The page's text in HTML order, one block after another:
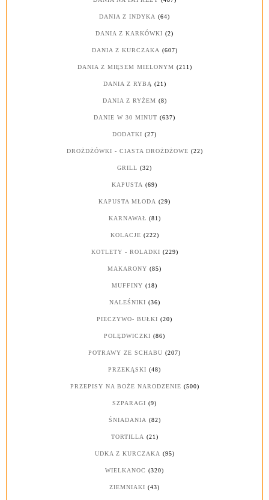
DANIA Z INDYKA (64)
DANIA Z KARKÓWKI (2)
DANIA Z KURCZAKA (607)
DANIA Z MIĘSEM MIELONYM (211)
DANIA Z RYBĄ (21)
DANIA Z RYŻEM (8)
DANIE W 30 MINUT (637)
DODATKI (27)
DROŻDŻÓWKI - CIASTA DROŻDŻOWE (22)
GRILL (32)
KAPUSTA (69)
KAPUSTA MŁODA (29)
KARNAWAŁ (81)
KOLACJE (222)
KOTLETY - ROLADKI (229)
MAKARONY (85)
MUFFINY (18)
NALEŚNIKI (36)
PIECZYWO- BUŁKI (20)
POLĘDWICZKI (86)
POTRAWY ZE SCHABU (207)
PRZEKĄSKI (48)
PRZEPISY NA BOŻE NARODZENIE (500)
SZPARAGI (9)
ŚNIADANIA (82)
TORTILLA (21)
UDKA Z KURCZAKA (95)
WIELKANOC (320)
ZIEMNIAKI (43)